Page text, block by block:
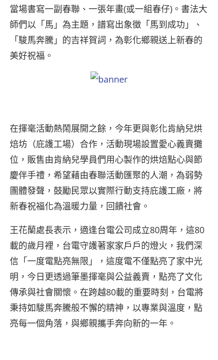
當場書寫一副春聯、一張年畫(或一組春仔)。書法大
師們以「馬」為主題，譜寫出象徵「馬到成功」、
「駿馬奔騰」的吉祥賀詞，為彰化鄉親送上新春的
美好祝福。
在揮毫活動熱鬧展開之餘，今年更與彰化肯納兒烘
焙坊（庇護工場）合作，活動現場設置愛心義賣攤
位，販售由肯納兒學員們用心製作的烘焙點心與節
慶伴手禮，希望藉由春聯活動匯聚的人潮，為弱勢
團體發聲，鼓勵民眾以實際行動支持庇護工廠，將
新春祝福化為溫暖力量，回饋社會。
王花蘭處長表示，適逢台電公司成立80周年，這80
載的歲月裡，台電守護著家家戶戶的燈火，我們深
信「一度電點亮無限」，這度電不僅點亮了家中光
明，今日更透過筆墨揮毫與公益義賣，點亮了文化
傳承與社會關懷。在跨越80載的重要時刻，台電將
秉持如駿馬奔騰般不懈的精神，以專業與溫度，點
亮每一個角落，與鄉親攜手奔向新的一年。